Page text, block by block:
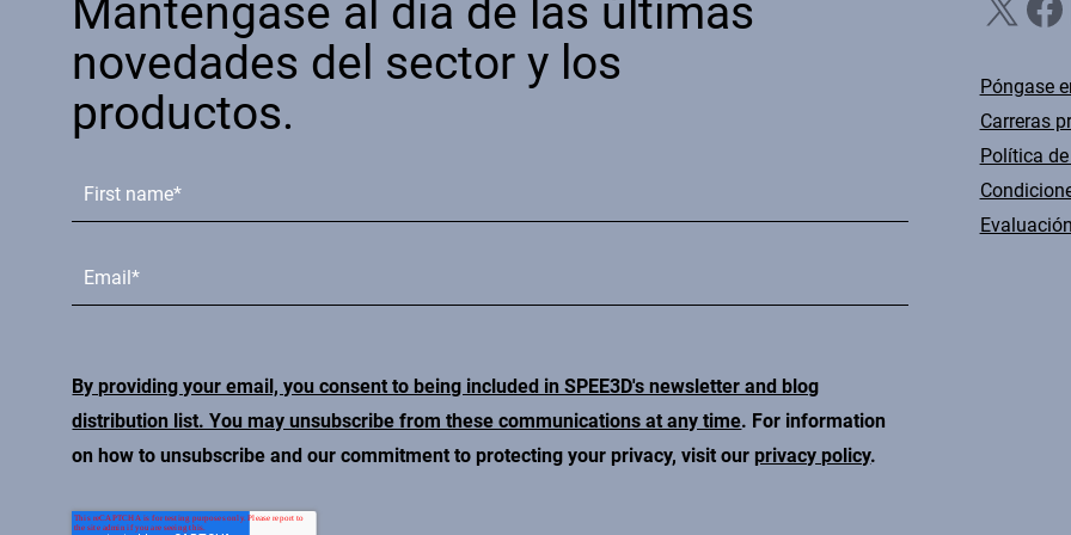
Manténgase al día de las últimas
novedades del sector y los
productos.
By providing your email, you consent to being included in SPEE3D's newsletter and blog
distribution list. You may unsubscribe from these communications at any time. For information
on how to unsubscribe and our commitment to protecting your privacy, visit our privacy policy.
Póngase
Carreras
Política